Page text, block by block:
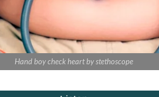
Hand boy check heart by stethoscope